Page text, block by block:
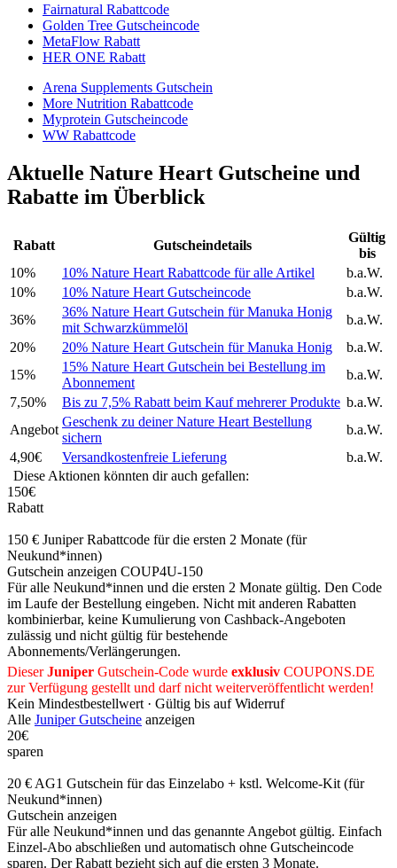
Fairnatural Rabattcode
Golden Tree Gutscheincode
MetaFlow Rabatt
HER ONE Rabatt
Arena Supplements Gutschein
More Nutrition Rabattcode
Myprotein Gutscheincode
WW Rabattcode
Aktuelle Nature Heart Gutscheine und
Rabatte im Überblick
Rabatt Gutscheindetails
Gültig
bis
10%
10% Nature Heart Rabattcode für alle Artikel
b.a.W.
10%
10% Nature Heart Gutscheincode
b.a.W.
36%
36% Nature Heart Gutschein für Manuka Honig
mit Schwarzkümmelöl
b.a.W.
20%
20% Nature Heart Gutschein für Manuka Honig
b.a.W.
15%
15% Nature Heart Gutschein bei Bestellung im
Abonnement
b.a.W.
7,50%
Bis zu 7,5% Rabatt beim Kauf mehrerer Produkte b.a.W.
Angebot
Geschenk zu deiner Nature Heart Bestellung
sichern
b.a.W.
4,90€
Versandkostenfreie Lieferung
b.a.W.
Diese Aktionen könnten dir auch gefallen:
150€
Rabatt
150 € Juniper Rabattcode für die ersten 2 Monate (für
Neukund*innen)
Gutschein anzeigen COUP4U-150
Für alle Neukund*innen und die ersten 2 Monate gültig. Den Code
im Laufe der Bestellung eingeben. Nicht mit anderen Rabatten
kombinierbar, keine Kumulierung von Cashback-Angeboten
zulässig und nicht gültig für bestehende
Abonnements/Verlängerungen.
DieserJuniper Gutschein-Code wurde exklusiv COUPONS.DE
zur Verfügung gestellt und darf nicht weiterveröffentlicht werden!
Kein Mindestbestellwert · Gültig bis auf Widerruf
Alle Juniper Gutscheine anzeigen
20€
sparen
20 € AG1 Gutschein für das Einzelabo + kstl. Welcome-Kit (für
Neukund*innen)
Gutschein anzeigen
Für alle Neukund*innen und das genannte Angebot gültig. Einfach
Einzel-Abo abschließen und automatisch ohne Gutscheincode
sparen. Der Rabatt bezieht sich auf die ersten 3 Monate.